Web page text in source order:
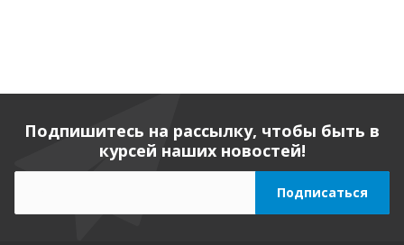
Подпишитесь на рассылку, чтобы быть в
курсей наших новостей!